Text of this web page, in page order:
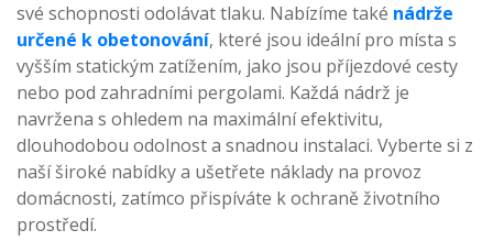
své schopnosti odolávat tlaku. Nabízíme také nádrže
určené k obetonování, které jsou ideální pro místa s
vyšším statickým zatížením, jako jsou příjezdové cesty
nebo pod zahradními pergolami. Každá nádrž je
navržena s ohledem na maximální efektivitu,
dlouhodobou odolnost a snadnou instalaci. Vyberte si z
naší široké nabídky a ušetřete náklady na provoz
domácnosti, zatímco přispíváte k ochraně životního
prostředí.